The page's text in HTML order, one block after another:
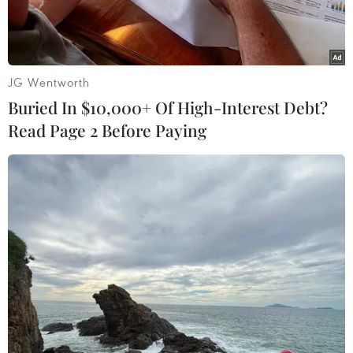
Theo Reuters, ngày 14/11, cơ quan Khảo sát Địa
chất Mỹ (USGS) cho biết thêm một trận động đất
mạnh 6,2 độ Richter đã xảy ra tại Đảo Nam của
New Zealand, cách thành phố Christchurch
khoảng 120km về phía Đông Bắc.
JG Wentworth
Buried In $10,000+ Of High-Interest Debt?
Read Page 2 Before Paying